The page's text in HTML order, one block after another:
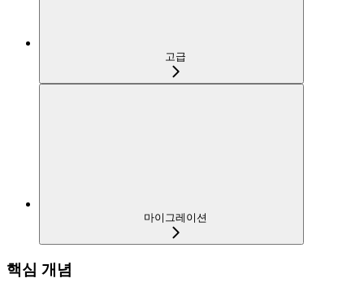
고급
마이그레이션
핵심 개념